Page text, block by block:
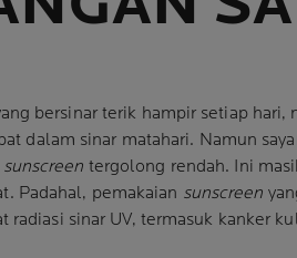
bersinar terik hampir setiap hari,
dalam sinar matahari. Namun
sunscreen tergolong rendah. Ini
Padahal, pemakaian sunscreen
sinar UV, termasuk kanker